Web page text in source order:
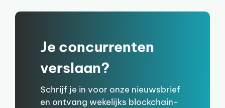
Je concurrenten
verslaan?
Schrijf je in voor onze nieuwsbrief
en ontvang wekelijks blockchain-